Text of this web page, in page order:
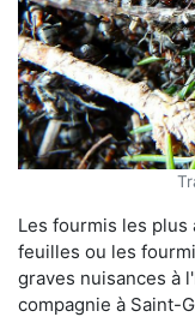
Les fourmis les
feuilles ou les
graves nuisances à
compagnie à Saint-